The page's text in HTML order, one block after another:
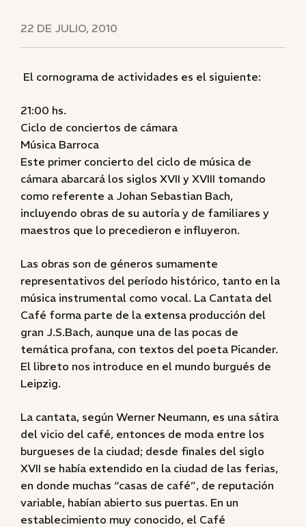
22 DE JULIO, 2010
El cornograma de actividades es el siguiente:
21:00 hs.
Ciclo de conciertos de cámara
Música Barroca
Este primer concierto del ciclo de música de
cámara abarcará los siglos XVII y XVIII tomando
como referente a Johan Sebastian Bach,
incluyendo obras de su autoría y de familiares y
maestros que lo precedieron e influyeron.
Las obras son de géneros sumamente
representativos del período histórico, tanto en la
música instrumental como vocal. La Cantata del
Café forma parte de la extensa producción del
gran J.S.Bach, aunque una de las pocas de
temática profana, con textos del poeta Picander.
El libreto nos introduce en el mundo burgués de
Leipzig.
La cantata, según Werner Neumann, es una sátira
del vicio del café, entonces de moda entre los
burgueses de la ciudad; desde finales del siglo
XVII se había extendido en la ciudad de las ferias,
en donde muchas “casas de café”, de reputación
variable, habían abierto sus puertas. En un
establecimiento muy conocido, el Café